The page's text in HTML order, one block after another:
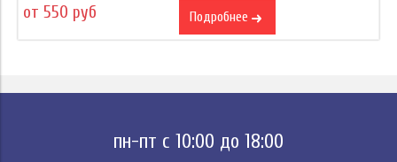
от 550 руб
Подробнее
пн-пт с 10:00 до 18:00